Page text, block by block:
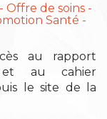
Offre de soins -
Santé
au rapport
et au cahier
le site de la